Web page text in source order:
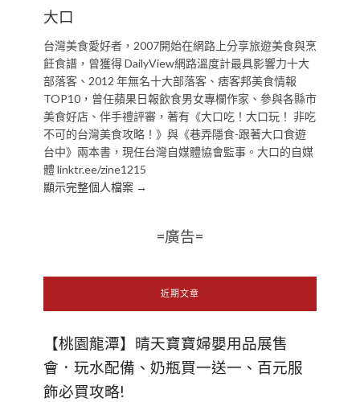
大口
台灣美食愛好者，2007開始在網路上分享旅遊美食與烹
飪食譜，曾獲得 DailyView網路溫度計最具影響力十大
部落客、2012 年無名十大部落客、痞客邦美食情報
TOP10，曾任蘋果日報飲食男女專欄作家、參與各縣市
美食好店、伴手禮評審，著有《大口吃！大口玩！ 非吃
不可的台灣美食攻略！》與《巷弄隱食-跟著大口食遊
台中》兩本書，現任台灣自媒體協會監事。大口的自媒
體 linktr.ee/zine1215
顯示完整個人檔案 →
=廣告=
近期文章
【桃園龍潭】晴天寶寶婦嬰用品展售
會．玩水配備、奶瓶買一送一、百元服
飾必買攻略!